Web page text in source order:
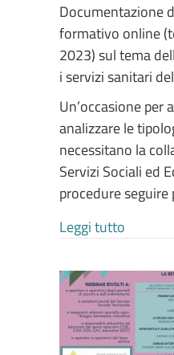
Documentazione
formativo online
2023) sul tema
i servizi sanitari
Un’occasione per
analizzare le
necessitano la
Servizi Sociali ed
procedure seguire
Leggi tutto